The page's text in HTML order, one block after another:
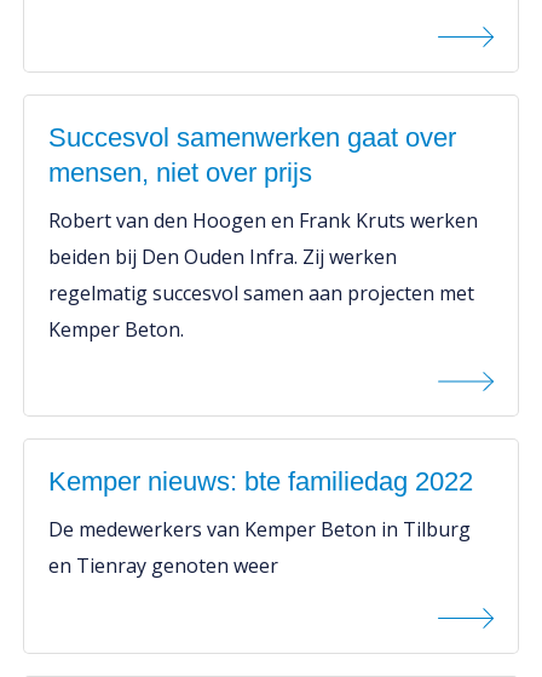
Succesvol samenwerken gaat over
mensen, niet over prijs
Robert van den Hoogen en Frank Kruts werken
beiden bij Den Ouden Infra. Zij werken
regelmatig succesvol samen aan projecten met
Kemper Beton.
Kemper nieuws: bte familiedag 2022
De medewerkers van Kemper Beton in Tilburg
en Tienray genoten weer